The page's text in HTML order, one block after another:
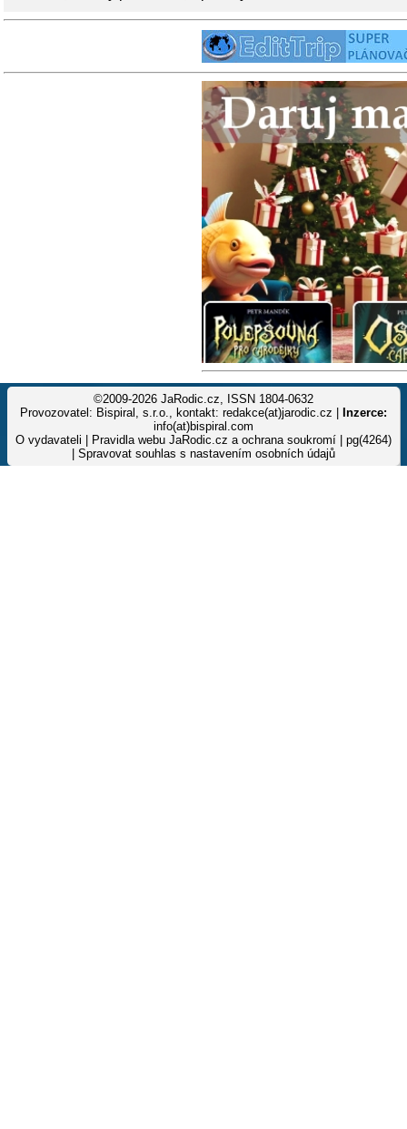
©2009-2026 JaRodic.cz, ISSN 1804-0632
Provozovatel: Bispiral, s.r.o., kontakt: redakce(at)jarodic.cz |
Inzerce:
info(at)bispiral.com
O vydavateli
Pravidla webu JaRodic.cz a ochrana soukromí | pg(4264)
Spravovat souhlas s nastavením osobních údajů